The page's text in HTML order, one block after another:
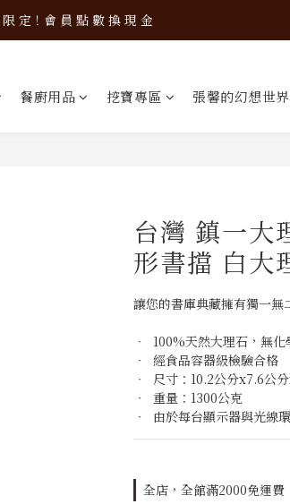
質 感 韓 系 餐 具 組 合 優 惠 中 ❤️
定！會 員 點 數 換 現 金
餐廚用品 挖寶專區 張馨的幻想世界
台灣 鎮一大
形書擋 白大
讓您的書庫典藏擁有獨一無
‧  100%天然大理石，無
‧  經食品容器級檢驗合格
‧  尺寸：10.2公分x7.6公
‧  重量：1300公克
‧  由於每台顯示器與光線
全店，全館滿2000免運費